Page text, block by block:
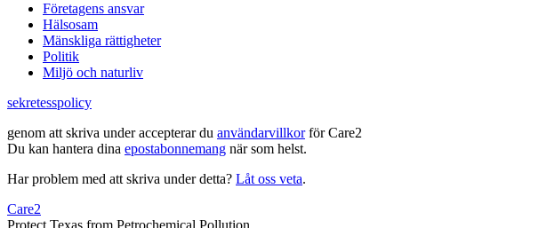
Företagens ansvar
Hälsosam
Mänskliga rättigheter
Politik
Miljö och naturliv
sekretesspolicy
genom att skriva under accepterar du användarvillkorför Care2
Du kan hantera dina epostabonnemang när som helst.
Har problem med att skriva under detta? Låt oss veta.
Care2